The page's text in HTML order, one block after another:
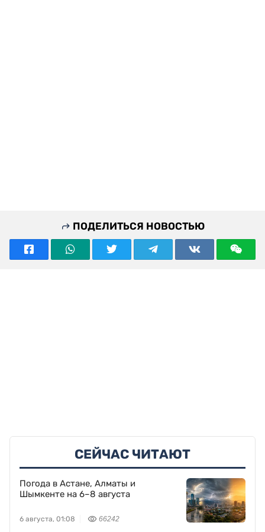
ПОДЕЛИТЬСЯ НОВОСТЬЮ
СЕЙЧАС ЧИТАЮТ
Погода в Астане, Алматы и
Шымкенте на 6–8 августа
6 августа, 01:08 66242